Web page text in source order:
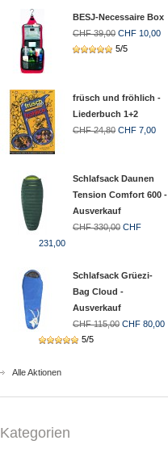
BESJ-Necessaire Box
CHF 39,00 CHF 10,00
5/5
früsch und fröhlich -
Liederbuch 1+2
CHF 24,80 CHF 7,00
Schlafsack Daunen
Tension Comfort 600 -
Ausverkauf
CHF 330,00 CHF
231,00
Schlafsack Grüezi-
Bag Cloud -
Ausverkauf
CHF 115,00 CHF 80,00
5/5
Alle Aktionen
Kategorien